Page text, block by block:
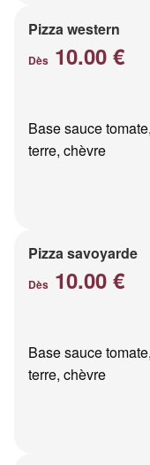
Pizza western
Dès 10.00 €
Base sauce
terre, chèvre
Pizza savoyarde
Dès 10.00 €
Base sauce
terre, chèvre